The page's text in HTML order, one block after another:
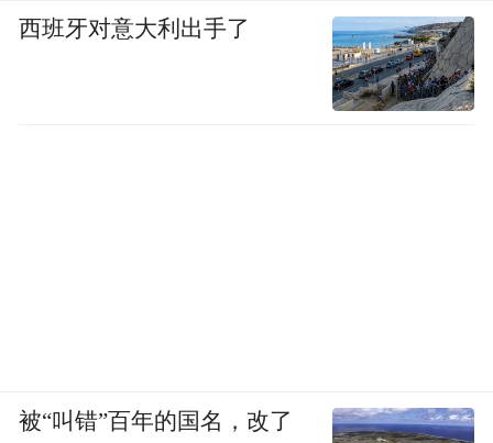
西班牙对意大利出手了
被“叫错”百年的国名，改了